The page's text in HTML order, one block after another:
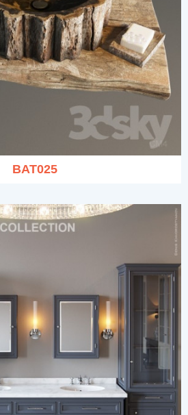
BAT025